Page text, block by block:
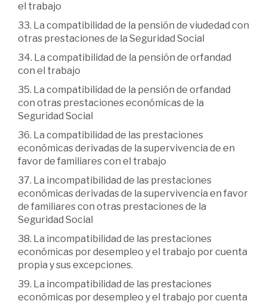
el trabajo
33. La compatibilidad de la pensión de viudedad con
otras prestaciones de la Seguridad Social
34. La compatibilidad de la pensión de orfandad
con el trabajo
35. La compatibilidad de la pensión de orfandad
con otras prestaciones económicas de la
Seguridad Social
36. La compatibilidad de las prestaciones
económicas derivadas de la supervivencia de en
favor de familiares con el trabajo
37. La incompatibilidad de las prestaciones
económicas derivadas de la supervivencia en favor
de familiares con otras prestaciones de la
Seguridad Social
38. La incompatibilidad de las prestaciones
económicas por desempleo y el trabajo por cuenta
propia y sus excepciones.
39. La incompatibilidad de las prestaciones
económicas por desempleo y el trabajo por cuenta